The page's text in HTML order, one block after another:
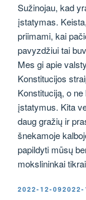
Sužinojau, kad
įstatymas.
priimami, kai
pavyzdžiui tai
Mes gi apie
Konstitucijos
Konstituciją, o
įstatymus. Kita
daug gražių ir
šnekamoje
papildyti mūsų
mokslininkai
PASKELBTA
2022-12-092022-